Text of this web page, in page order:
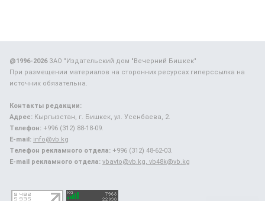
@1996-2026ЗАО "Издательский дом "Вечерний Бишкек"
При размещении материалов на сторонних ресурсах гиперссылка на
источник обязательна.
Контакты редакции:
Адрес: Кыргызстан, г. Бишкек, ул. Усенбаева, 2.
Телефон: +996 (312) 88-18-09.
E-mail: info@vb.kg
Телефон рекламного отдела: +996 (312) 48-62-03.
E-mail рекламного отдела: vbavto@vb.kg, vb48k@vb.kg